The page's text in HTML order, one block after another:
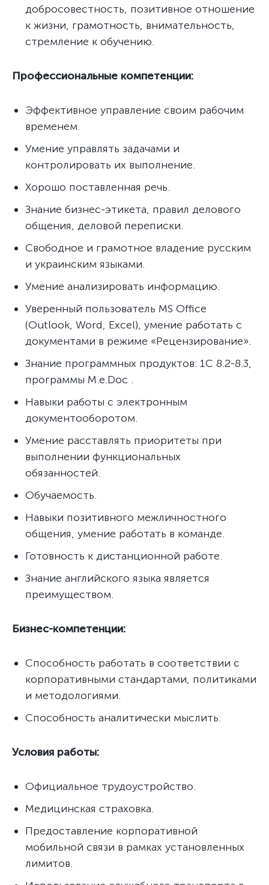
добросовестность, позитивное отношение
к жизни, грамотность, внимательность,
стремление к обучению.
Профессиональные компетенции:
Эффективное управление своим рабочим
временем.
Умение управлять задачами и
контролировать их выполнение.
Хорошо поставленная речь.
Знание бизнес-этикета, правил делового
общения, деловой переписки.
Свободное и грамотное владение русским
и украинским языками.
Умение анализировать информацию.
Уверенный пользователь MS Office
(Outlook, Word, Excel), умение работать с
документами в режиме «Рецензирование».
Знание программных продуктов: 1С 8.2-8.3,
программы M.e.Doc .
Навыки работы с электронным
документооборотом.
Умение расставлять приоритеты при
выполнении функциональных
обязанностей.
Обучаемость.
Навыки позитивного межличностного
общения, умение работать в команде.
Готовность к дистанционной работе.
Знание английского языка является
преимуществом.
Бизнес-компетенции:
Способность работать в соответствии с
корпоративными стандартами, политиками
и методологиями.
Способность аналитически мыслить.
Условия работы:
Официальное трудоустройство.
Медицинская страховка.
Предоставление корпоративной
мобильной связи в рамках установленных
лимитов.